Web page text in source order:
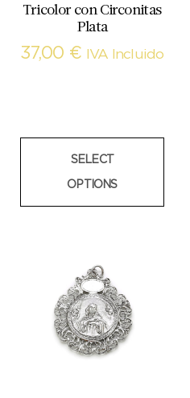
Tricolor con Circonitas
Plata
37,00 € IVA Incluido
SELECT
OPTIONS